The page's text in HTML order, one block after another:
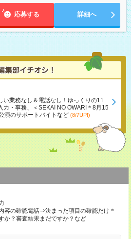
応募する 詳細へ
い業務なし＆電話なし！ゆっくりの11
力・事務、＜SEKAI NO OWARI＊8月15
演のサポートバイトなど (8/7UP!)
容の確認電話⇒決まった項目の確認だけ＊
か？審査結果まだですか？など